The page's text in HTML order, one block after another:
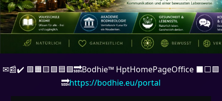
✉📰✔️ 🟥🟧🟨🟩🟦🟪🔜Bodhie™ HptHomePageOffice ⬛️⬜️🟪
🔜https://bodhie.eu/portal